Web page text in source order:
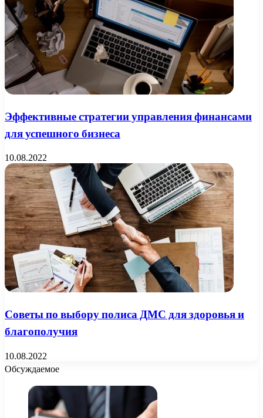
Эффективные стратегии управления финансами
для успешного бизнеса
10.08.2022
Советы по выбору полиса ДМС для здоровья и
благополучия
10.08.2022
Обсуждаемое